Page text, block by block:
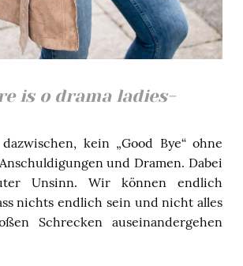
is o drama ladies-
kein „Good Bye“ ohne
und Dramen. Dabei
Unsinn. Wir können endlich
nichts endlich sein und nicht alles
Schrecken auseinandergehen